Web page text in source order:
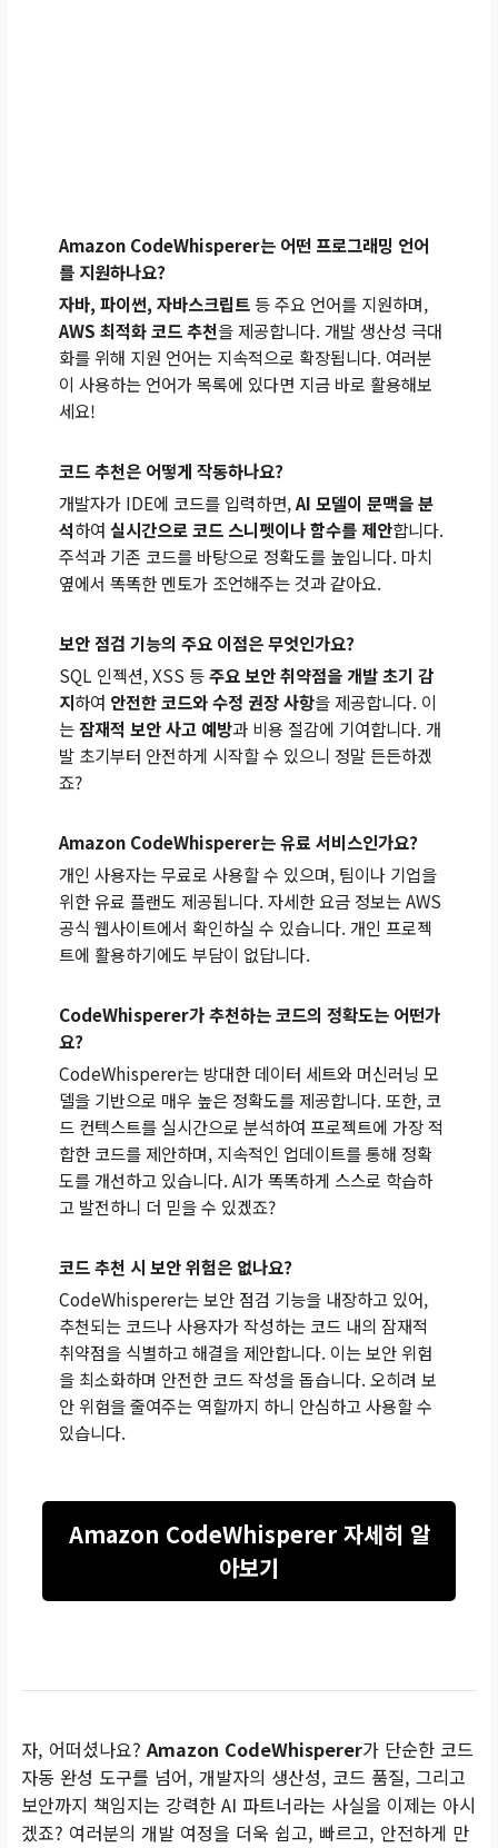
Amazon CodeWhisperer는 어떤 프로그래밍 언어
를 지원하나요?
자바, 파이썬, 자바스크립트 등 주요 언어를 지원하며,
AWS 최적화 코드 추천을 제공합니다. 개발 생산성 극대
화를 위해 지원 언어는 지속적으로 확장됩니다. 여러분
이 사용하는 언어가 목록에 있다면 지금 바로 활용해보
세요!
코드 추천은 어떻게 작동하나요?
개발자가 IDE에 코드를 입력하면,AI 모델이 문맥을 분
석하여실시간으로 코드 스니펫이나 함수를 제안합니다.
주석과 기존 코드를 바탕으로 정확도를 높입니다. 마치
옆에서 똑똑한 멘토가 조언해주는 것과 같아요.
보안 점검 기능의 주요 이점은 무엇인가요?
SQL 인젝션, XSS 등주요 보안 취약점을 개발 초기 감
지하여 안전한 코드와 수정 권장 사항을 제공합니다. 이
는잠재적 보안 사고 예방과 비용 절감에 기여합니다. 개
발 초기부터 안전하게 시작할 수 있으니 정말 든든하겠
죠?
Amazon CodeWhisperer는 유료 서비스인가요?
개인 사용자는 무료로 사용할 수 있으며, 팀이나 기업을
위한 유료 플랜도 제공됩니다. 자세한 요금 정보는 AWS
공식 웹사이트에서 확인하실 수 있습니다. 개인 프로젝
트에 활용하기에도 부담이 없답니다.
CodeWhisperer가 추천하는 코드의 정확도는 어떤가
요?
CodeWhisperer는 방대한 데이터 세트와 머신러닝 모
델을 기반으로 매우 높은 정확도를 제공합니다. 또한, 코
드 컨텍스트를 실시간으로 분석하여 프로젝트에 가장 적
합한 코드를 제안하며, 지속적인 업데이트를 통해 정확
도를 개선하고 있습니다. AI가 똑똑하게 스스로 학습하
고 발전하니 더 믿을 수 있겠죠?
코드 추천 시 보안 위험은 없나요?
CodeWhisperer는 보안 점검 기능을 내장하고 있어,
추천되는 코드나 사용자가 작성하는 코드 내의 잠재적
취약점을 식별하고 해결을 제안합니다. 이는 보안 위험
을 최소화하며 안전한 코드 작성을 돕습니다. 오히려 보
안 위험을 줄여주는 역할까지 하니 안심하고 사용할 수
있습니다.
Amazon CodeWhisperer 자세히 알
아보기
자, 어떠셨나요? Amazon CodeWhisperer가 단순한 코드
자동 완성 도구를 넘어, 개발자의 생산성, 코드 품질, 그리고
보안까지 책임지는 강력한 AI 파트너라는 사실을 이제는 아시
겠죠? 여러분의 개발 여정을 더욱 쉽고, 빠르고, 안전하게 만